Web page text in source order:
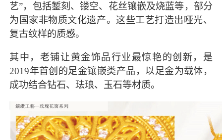
艺”，包括錾刻、镂空、花丝镶嵌及烧蓝等，部分
为国家非物质文化遗产。这些工艺打造出哑光、
复古纹样的质感。
其中，老铺让黄金饰品行业最惊艳的创新，是
2019年首创的足金镶嵌类产品，以足金为载体，
成功结合钻石、珐琅、玉石等材质。